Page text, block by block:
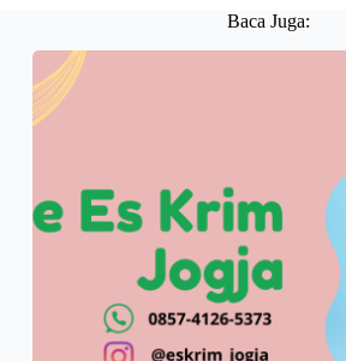
Baca Juga: